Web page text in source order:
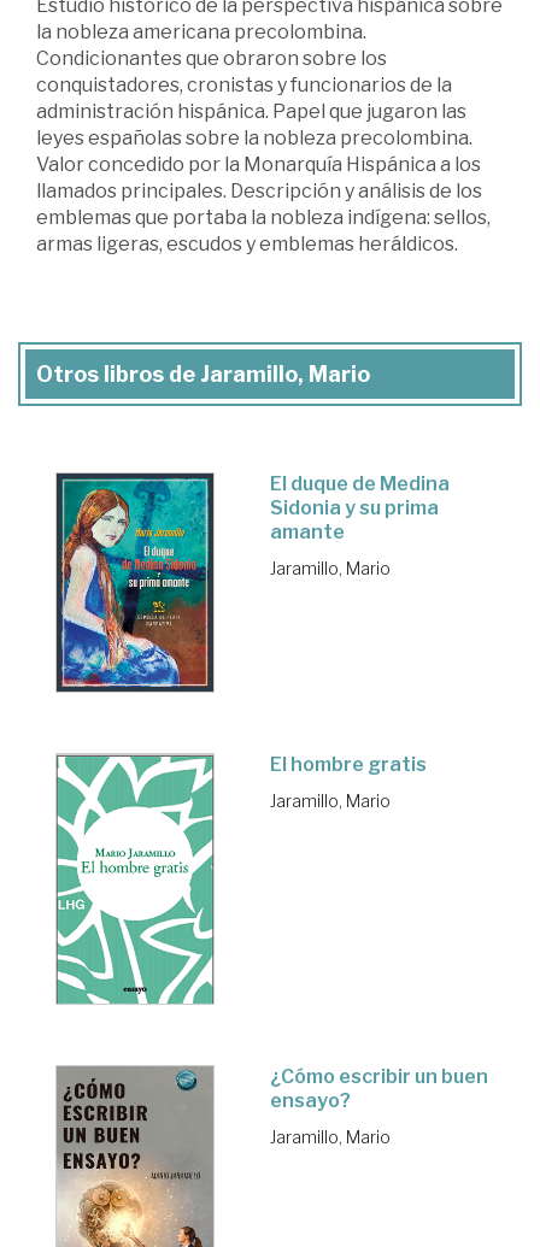
Estudio histórico de la perspectiva hispánica sobre
la nobleza americana precolombina.
Condicionantes que obraron sobre los
conquistadores, cronistas y funcionarios de la
administración hispánica. Papel que jugaron las
leyes españolas sobre la nobleza precolombina.
Valor concedido por la Monarquía Hispánica a los
llamados principales. Descripción y análisis de los
emblemas que portaba la nobleza indígena: sellos,
armas ligeras, escudos y emblemas heráldicos.
Otros libros de Jaramillo, Mario
El duque de Medina
Sidonia y su prima
amante
Jaramillo, Mario
El hombre gratis
Jaramillo, Mario
¿Cómo escribir un buen
ensayo?
Jaramillo, Mario